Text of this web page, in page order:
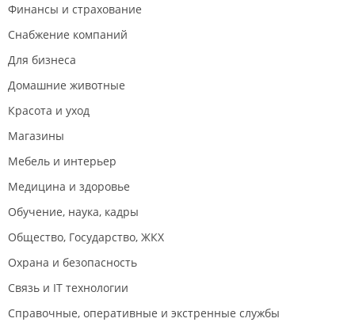
Финансы и страхование
Снабжение компаний
Для бизнеса
Домашние животные
Красота и уход
Магазины
Мебель и интерьер
Медицина и здоровье
Обучение, наука, кадры
Общество, Государство, ЖКХ
Охрана и безопасность
Связь и IT технологии
Справочные, оперативные и экстренные службы